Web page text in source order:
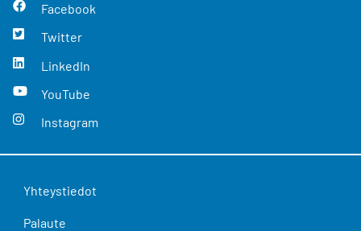
Facebook
Twitter
LinkedIn
YouTube
Instagram
Yhteystiedot
Palaute